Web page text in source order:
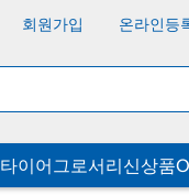
회원가입 온라인등
타이어그로서리신상품